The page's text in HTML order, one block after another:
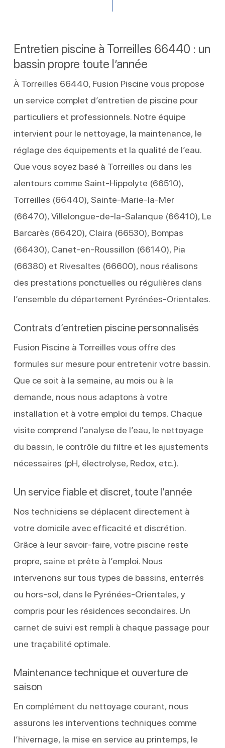
Entretien piscine à Torreilles 66440 : un
bassin propre toute l’année
À Torreilles 66440, Fusion Piscine vous propose
un service complet d’entretien de piscine pour
particuliers et professionnels. Notre équipe
intervient pour le nettoyage, la maintenance, le
réglage des équipements et la qualité de l’eau.
Que vous soyez basé à Torreilles ou dans les
alentours comme Saint-Hippolyte (66510),
Torreilles (66440), Sainte-Marie-la-Mer
(66470), Villelongue-de-la-Salanque (66410), Le
Barcarès (66420), Claira (66530), Bompas
(66430), Canet-en-Roussillon (66140), Pia
(66380) et Rivesaltes (66600), nous réalisons
des prestations ponctuelles ou régulières dans
l’ensemble du département Pyrénées-Orientales.
Contrats d’entretien piscine personnalisés
Fusion Piscine à Torreilles vous offre des
formules sur mesure pour entretenir votre bassin.
Que ce soit à la semaine, au mois ou à la
demande, nous nous adaptons à votre
installation et à votre emploi du temps. Chaque
visite comprend l’analyse de l’eau, le nettoyage
du bassin, le contrôle du filtre et les ajustements
nécessaires (pH, électrolyse, Redox, etc.).
Un service fiable et discret, toute l’année
Nos techniciens se déplacent directement à
votre domicile avec efficacité et discrétion.
Grâce à leur savoir-faire, votre piscine reste
propre, saine et prête à l’emploi. Nous
intervenons sur tous types de bassins, enterrés
ou hors-sol, dans le Pyrénées-Orientales, y
compris pour les résidences secondaires. Un
carnet de suivi est rempli à chaque passage pour
une traçabilité optimale.
Maintenance technique et ouverture de
saison
En complément du nettoyage courant, nous
assurons les interventions techniques comme
l’hivernage, la mise en service au printemps, le